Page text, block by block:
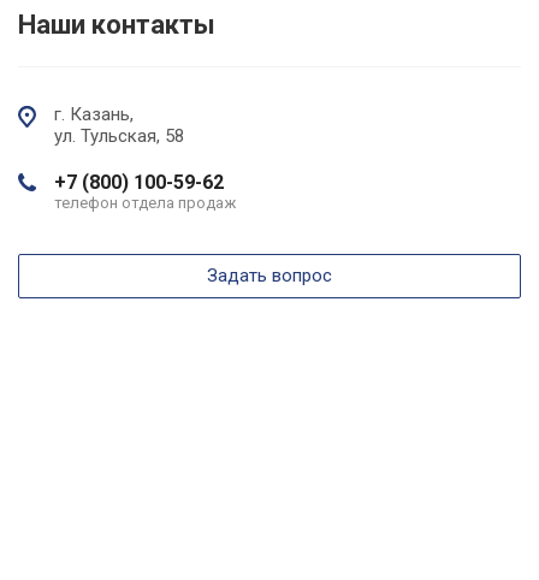
Наши контакты
г. Казань,
ул. Тульская, 58
+7 (800) 100-59-62
телефон отдела продаж
Задать вопрос